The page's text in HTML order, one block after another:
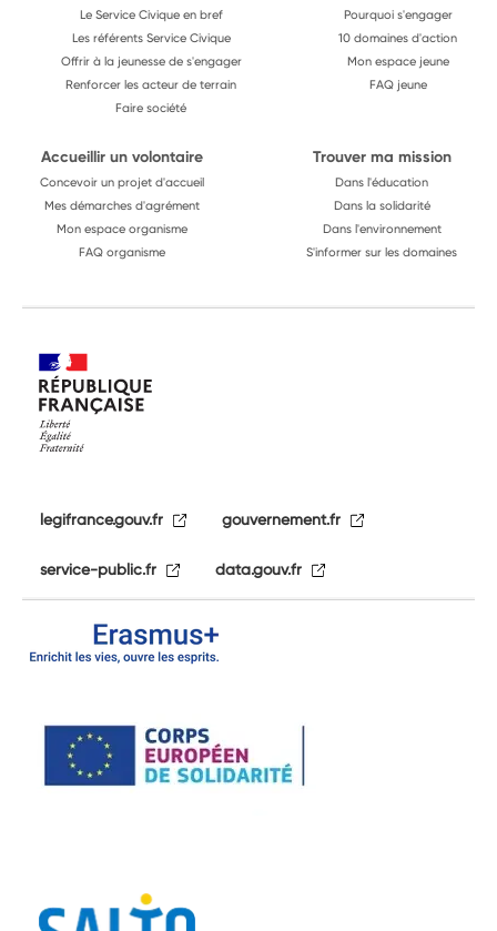
Le Service Civique en bref
Les référents Service Civique
Offrir à la jeunesse de s'engager
Renforcer les acteur de terrain
Faire société
Pourquoi s'engager
10 domaines d'action
Mon espace jeune
FAQ jeune
Accueillir un volontaire
Concevoir un projet d'accueil
Mes démarches d'agrément
Mon espace organisme
FAQ organisme
Trouver ma mission
Dans l'éducation
Dans la solidarité
Dans l'environnement
S'informer sur les domaines
legifrance.gouv.fr gouvernement.fr
service-public.fr data.gouv.fr